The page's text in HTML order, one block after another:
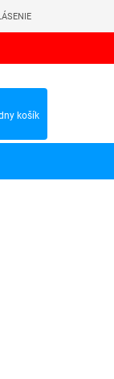
košík